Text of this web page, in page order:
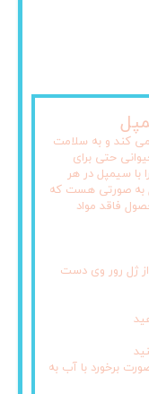
کند و به سلامت
حتی برای
سیمپل در هر
به صورتی هست که
فاقد مواد
ژل رور وی دست
برخورد با آب به